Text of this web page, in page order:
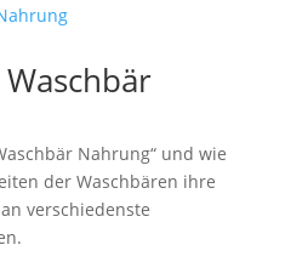
Nahrung“ und wie
der Waschbären ihre
verschiedenste